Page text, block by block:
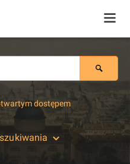
dostępem